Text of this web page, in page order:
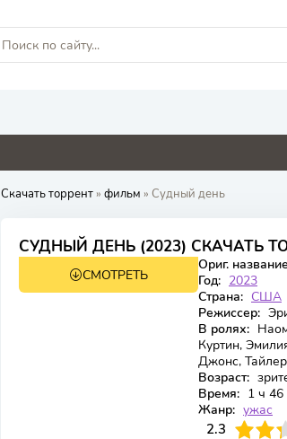
4.8 0 0
Скачать торрент» фильм » Судный день
СУДНЫЙ ДЕНЬ (2023) СКАЧАТЬ
5,056 4,3
СМОТРЕТЬ
Ориг.
Год: 2023
Страна: США
Режиссер:
В ролях:
Куртин,
Джонс,
Возраст:
Время: 1 ч
Жанр: ужас
2.3
4 6 7